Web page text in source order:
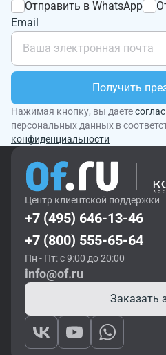
Отправить в WhatsApp
Email
Получить
Нажимая кнопку, вы даете
персональных данных в
конфиденциальности
Центр клиентской поддержки
+7 (495) 646-13-46
+7 (800) 555-65-64
Пн - Пт: с 9:00 до 20:00
info@of.ru
Заказать